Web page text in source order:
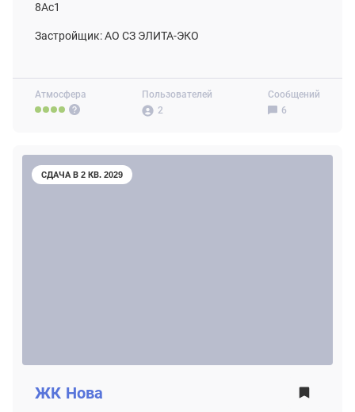
Атмосфера
Пользователей
2
Сообщений
6
8Ас1
Застройщик: АО СЗ ЭЛИТА-ЭКО
СДАЧА В 2 КВ. 2029
ЖК Нова